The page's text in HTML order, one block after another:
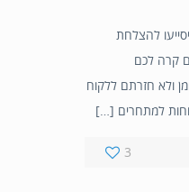
להצלחת
קרה לכם
ולא חזרתם ללקוח
למתחרים […]
3